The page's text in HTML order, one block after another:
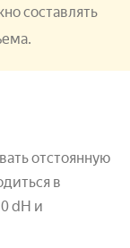
составлять
отстоянную
в
dH и